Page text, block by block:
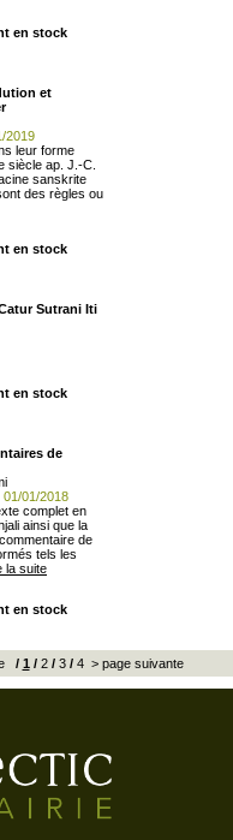
en stock
et
2019
leur forme
siècle ap. J.-C.
sanskrite
des règles ou
en stock
Sutrani Iti
en stock
de
01/01/2018
complet en
ainsi que la
de
tels les
la suite
en stock
/ 1 /2/3/4 > page suivante